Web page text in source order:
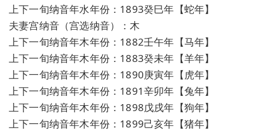
上下一旬纳音年水年份：1893癸巳年【蛇年】
夫妻宫纳音（宫选纳音）：木
上下一旬纳音年木年份：1882壬午年【马年】
上下一旬纳音年木年份：1883癸未年【羊年】
上下一旬纳音年木年份：1890庚寅年【虎年】
上下一旬纳音年木年份：1891辛卯年【兔年】
上下一旬纳音年木年份：1898戊戌年【狗年】
上下一旬纳音年木年份：1899己亥年【猪年】